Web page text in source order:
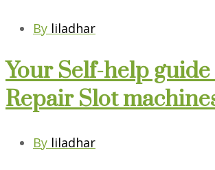
By liladhar
Your Self-help guide
Repair Slot
By liladhar